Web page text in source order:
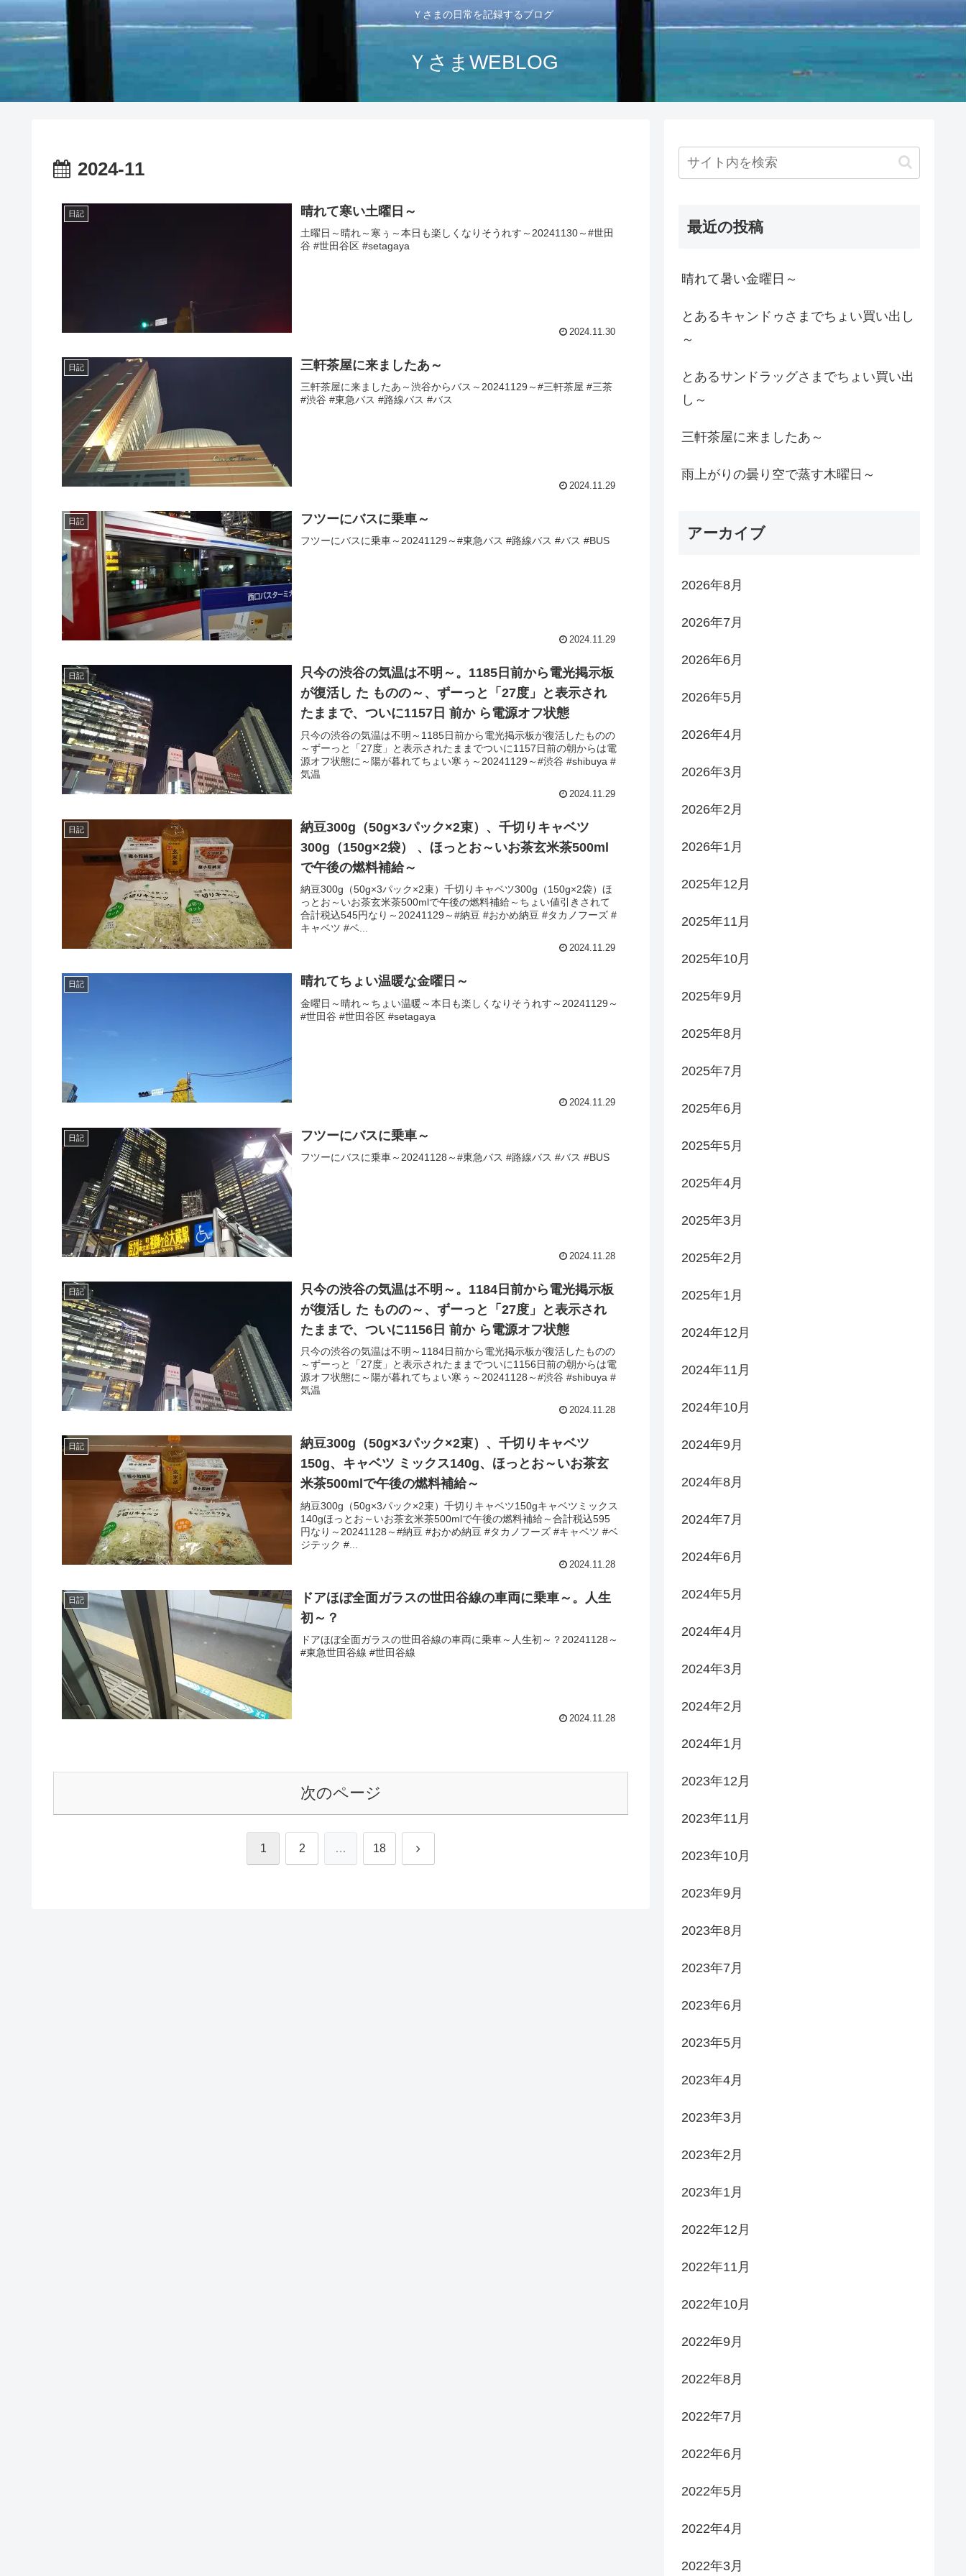
Ｙさまの日常を記録するブログ
ＹさまWEBLOG
2024-11
日記 晴れて寒い土曜日～
土曜日～晴れ～寒ぅ～本日も楽しくなりそうれす～20241130～#世田
谷 #世田谷区 #setagaya
2024.11.30
日記 三軒茶屋に来ましたあ～
三軒茶屋に来ましたあ～渋谷からバス～20241129～#三軒茶屋 #三茶
#渋谷 #東急バス #路線バス #バス
2024.11.29
日記 フツーにバスに乗車～
フツーにバスに乗車～20241129～#東急バス #路線バス #バス #BUS
2024.11.29
日記
只今の渋谷の気温は不明～。1185日前から電光掲示板
が復活し た ものの～、ずーっと「27度」と表示され
たままで、ついに1157日 前か ら電源オフ状態
只今の渋谷の気温は不明～1185日前から電光掲示板が復活したものの
～ずーっと「27度」と表示されたままでついに1157日前の朝からは電
源オフ状態に～陽が暮れてちょい寒ぅ～20241129～#渋谷 #shibuya #
気温
2024.11.29
日記
納豆300g（50g×3パック×2束）、千切りキャベツ
300g（150g×2袋） 、ほっとお～いお茶玄米茶500ml
で午後の燃料補給～
納豆300g（50g×3パック×2束）千切りキャベツ300g（150g×2袋）ほ
っとお～いお茶玄米茶500mlで午後の燃料補給～ちょい値引きされて
合計税込545円なり～20241129～#納豆 #おかめ納豆 #タカノフーズ #
キャベツ #ベ...
2024.11.29
日記 晴れてちょい温暖な金曜日～
金曜日～晴れ～ちょい温暖～本日も楽しくなりそうれす～20241129～
#世田谷 #世田谷区 #setagaya
2024.11.29
日記 フツーにバスに乗車～
フツーにバスに乗車～20241128～#東急バス #路線バス #バス #BUS
2024.11.28
日記
只今の渋谷の気温は不明～。1184日前から電光掲示板
が復活し た ものの～、ずーっと「27度」と表示され
たままで、ついに1156日 前か ら電源オフ状態
只今の渋谷の気温は不明～1184日前から電光掲示板が復活したものの
～ずーっと「27度」と表示されたままでついに1156日前の朝からは電
源オフ状態に～陽が暮れてちょい寒ぅ～20241128～#渋谷 #shibuya #
気温
2024.11.28
日記
納豆300g（50g×3パック×2束）、千切りキャベツ
150g、キャベツ ミックス140g、ほっとお～いお茶玄
米茶500mlで午後の燃料補給～
納豆300g（50g×3パック×2束）千切りキャベツ150gキャベツミックス
140gほっとお～いお茶玄米茶500mlで午後の燃料補給～合計税込595
円なり～20241128～#納豆 #おかめ納豆 #タカノフーズ #キャベツ #ベ
ジテック #...
2024.11.28
日記
ドアほぼ全面ガラスの世田谷線の車両に乗車～。人生
初～？
ドアほぼ全面ガラスの世田谷線の車両に乗車～人生初～？20241128～
#東急世田谷線 #世田谷線
2024.11.28
次のページ
1 2 … 18 次
最近の投稿
晴れて暑い金曜日～
とあるキャンドゥさまでちょい買い出し
～
とあるサンドラッグさまでちょい買い出
し～
三軒茶屋に来ましたあ～
雨上がりの曇り空で蒸す木曜日～
アーカイブ
2026年8月
2026年7月
2026年6月
2026年5月
2026年4月
2026年3月
2026年2月
2026年1月
2025年12月
2025年11月
2025年10月
2025年9月
2025年8月
2025年7月
2025年6月
2025年5月
2025年4月
2025年3月
2025年2月
2025年1月
2024年12月
2024年11月
2024年10月
2024年9月
2024年8月
2024年7月
2024年6月
2024年5月
2024年4月
2024年3月
2024年2月
2024年1月
2023年12月
2023年11月
2023年10月
2023年9月
2023年8月
2023年7月
2023年6月
2023年5月
2023年4月
2023年3月
2023年2月
2023年1月
2022年12月
2022年11月
2022年10月
2022年9月
2022年8月
2022年7月
2022年6月
2022年5月
2022年4月
2022年3月